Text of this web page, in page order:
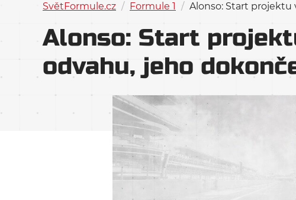
SvětFormule.cz / Formule 1 / Alonso: Start projektu
Alonso: Start
odvahu, jeho